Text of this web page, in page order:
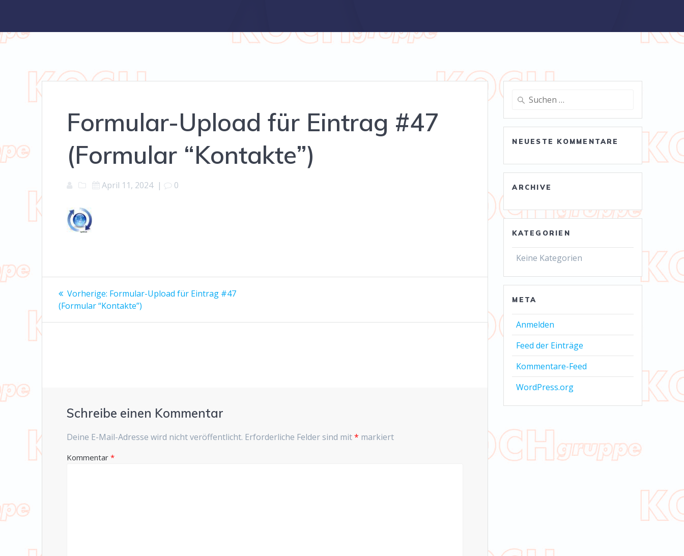
Formular-Upload für Eintrag #47
(Formular “Kontakte”)
April 11, 2024| 0
Beitrags-
Navigation
Vorherige: Vorheriger
Beitrag:
Formular-Upload für Eintrag #47
(Formular “Kontakte”)
Schreibe einen Kommentar
Deine E-Mail-Adresse wird nicht veröffentlicht. Erforderliche Felder sind mit* markiert
Kommentar*
Suche
NEUESTE KOMMENTARE
ARCHIVE
KATEGORIEN
Keine Kategorien
META
Anmelden
Feed der Einträge
Kommentare-Feed
WordPress.org